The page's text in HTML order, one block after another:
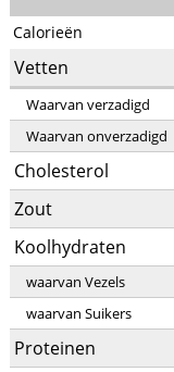
Calorieën
Vetten
Waarvan verzadigd
Waarvan onverzadigd
Cholesterol
Zout
Koolhydraten
waarvan Vezels
waarvan Suikers
Proteinen